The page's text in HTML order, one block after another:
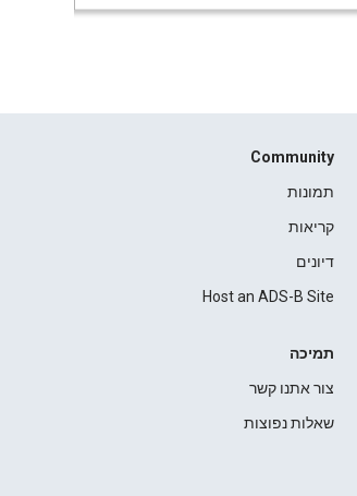
Community
תמונות
קריאות
דיונים
Host an ADS-B Site
תמיכה
צור אתנו קשר
שאלות נפוצות